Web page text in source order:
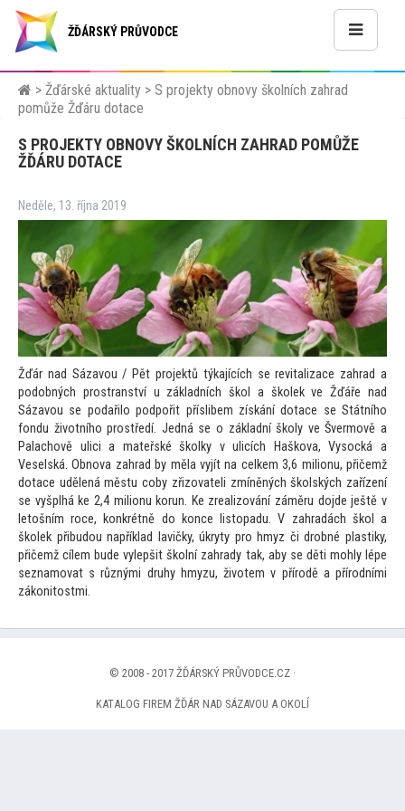
ŽĎÁRSKÝ PRŮVODCE
> Žďárské aktuality > S projekty obnovy školních zahrad
pomůže Žďáru dotace
S PROJEKTY OBNOVY ŠKOLNÍCH ZAHRAD POMŮŽE
ŽĎÁRU DOTACE
Neděle, 13. října 2019
Žďár nad Sázavou / Pět projektů týkajících se revitalizace zahrad a
podobných prostranství u základních škol a školek ve Žďáře nad
Sázavou se podařilo podpořit příslibem získání dotace se Státního
fondu životního prostředí. Jedná se o základní školy ve Švermově a
Palachově ulici a mateřské školky v ulicích Haškova, Vysocká a
Veselská. Obnova zahrad by měla vyjít na celkem 3,6 milionu, přičemž
dotace udělená městu coby zřizovateli zmíněných školských zařízení
se vyšplhá ke 2,4 milionu korun. Ke zrealizování záměru dojde ještě v
letošním roce, konkrétně do konce listopadu. V zahradách škol a
školek přibudou například lavičky, úkryty pro hmyz či drobné plastiky,
přičemž cílem bude vylepšit školní zahrady tak, aby se děti mohly lépe
seznamovat s různými druhy hmyzu, životem v přírodě a přírodními
zákonitostmi.
© 2008 - 2017 ŽĎÁRSKÝ PRŮVODCE.CZ ·
KATALOG FIREM ŽĎÁR NAD SÁZAVOU A OKOLÍ